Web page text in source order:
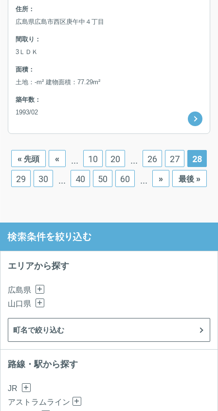
検索条件を絞り込む
エリアから探す
広島県
山口県
町名で絞り込む
路線・駅から探す
JR
アストラムライン
住所：
広島県広島市西区庚午中４丁目
間取り：
3ＬＤＫ
面積：
土地：-m² 建物面積：77.29m²
築年数：
1993/02
« 先頭 « ... 10 20 ... 26 27
28
29
30 ... 40 50 60 ... » 最後 »